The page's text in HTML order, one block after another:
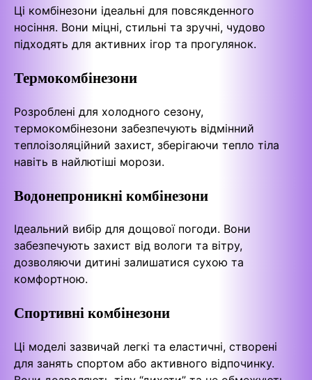
Ці комбінезони ідеальні для повсякденного
носіння. Вони міцні, стильні та зручні, чудово
підходять для активних ігор та прогулянок.
Термокомбінезони
Розроблені для холодного сезону,
термокомбінезони забезпечують відмінний
теплоізоляційний захист, зберігаючи тепло тіла
навіть в найлютіші морози.
Водонепроникні комбінезони
Ідеальний вибір для дощової погоди. Вони
забезпечують захист від вологи та вітру,
дозволяючи дитині залишатися сухою та
комфортною.
Спортивні комбінезони
Ці моделі зазвичай легкі та еластичні, створені
для занять спортом або активного відпочинку.